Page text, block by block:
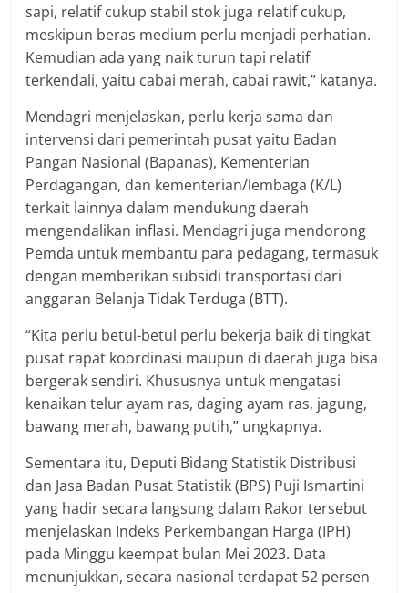
sapi, relatif cukup stabil stok juga relatif cukup,
meskipun beras medium perlu menjadi perhatian.
Kemudian ada yang naik turun tapi relatif
terkendali, yaitu cabai merah, cabai rawit,” katanya.
Mendagri menjelaskan, perlu kerja sama dan
intervensi dari pemerintah pusat yaitu Badan
Pangan Nasional (Bapanas), Kementerian
Perdagangan, dan kementerian/lembaga (K/L)
terkait lainnya dalam mendukung daerah
mengendalikan inflasi. Mendagri juga mendorong
Pemda untuk membantu para pedagang, termasuk
dengan memberikan subsidi transportasi dari
anggaran Belanja Tidak Terduga (BTT).
“Kita perlu betul-betul perlu bekerja baik di tingkat
pusat rapat koordinasi maupun di daerah juga bisa
bergerak sendiri. Khususnya untuk mengatasi
kenaikan telur ayam ras, daging ayam ras, jagung,
bawang merah, bawang putih,” ungkapnya.
Sementara itu, Deputi Bidang Statistik Distribusi
dan Jasa Badan Pusat Statistik (BPS) Puji Ismartini
yang hadir secara langsung dalam Rakor tersebut
menjelaskan Indeks Perkembangan Harga (IPH)
pada Minggu keempat bulan Mei 2023. Data
menunjukkan, secara nasional terdapat 52 persen